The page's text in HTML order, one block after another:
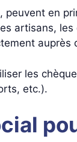
en
artisans,
auprès
les
etc.).